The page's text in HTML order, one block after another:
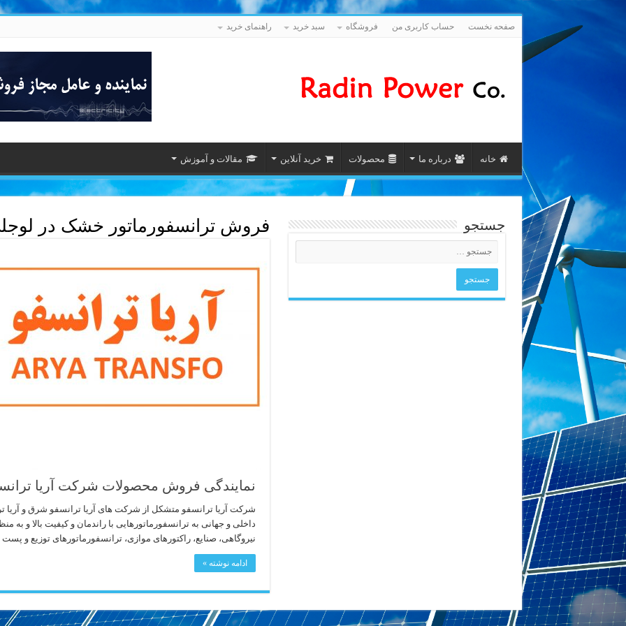
صفحه نخست حساب کاربری من فروشگاه سبد خرید راهنمای خرید
خانه درباره ما محصولات خرید آنلاین مقالات و آموزش
فروش ترانسفورماتور خشک در
نمایندگی فروش محصولات شرکت آریا
شرکت آریا ترانسفو متشکل از شرکت های آریا ترانسفو شرق و آریا
داخلی و جهانی به ترانسفورماتورهایی با راندمان و کیفیت بالا و به
نیروگاهی، صنایع، راکتورهای موازی، ترانسفورماتورهای توزیع و
ادامه نوشته »
جستجو